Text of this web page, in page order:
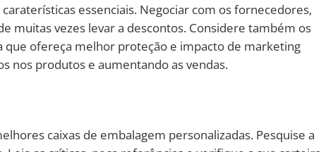
essenciais. Negociar com os fornecedores,
muitas vezes levar a descontos. Considere também os
que ofereça melhor proteção e impacto de marketing
nos produtos e aumentando as vendas.
caixas de embalagem personalizadas. Pesquise a